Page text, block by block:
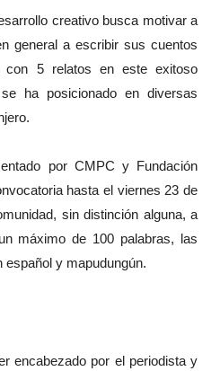
creativo busca motivar a
general a escribir sus cuentos
con 5 relatos en este exitoso
ha posicionado en diversas
por CMPC y Fundación
hasta el viernes 23 de
sin distinción alguna, a
máximo de 100 palabras, las
español y mapudungún.
encabezado por el periodista y